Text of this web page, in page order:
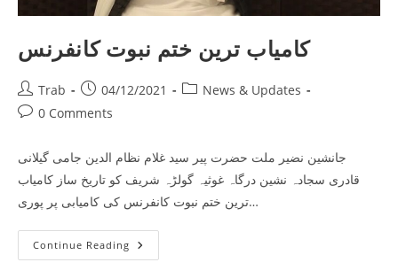
کامیاب ترین ختم نبوت کانفرنس
Post
author:
Trab
Post
published:
04/12/2021
PostNews & Updates
Post0 Comments
جانشین نضیر ملت حضرت پیر سید غلام نظام الدین جامی گیلانی
قادری سجادہ نشین درگاہ غوثیہ گولڑہ شریف کو تاریخ ساز کامیاب
ترین ختم نبوت کانفرنس کی کامیابی پر پوری…
Continue Reading کامیاب
ترین